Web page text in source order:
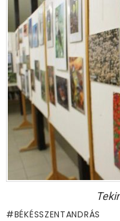
BÉKÉSSZENTANDRÁS